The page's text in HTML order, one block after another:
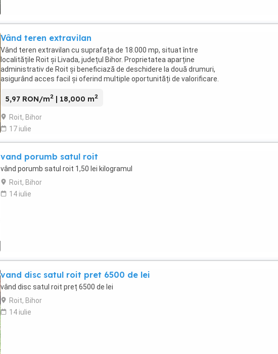
Vând teren extravilan
Vând teren extravilan cu suprafața de 18.000 mp, situat între
localitățile Roit și Livada, județul Bihor. Proprietatea aparține
administrativ de Roit și beneficiază de deschidere la două drumuri,
asigurând acces facil și oferind multiple oportunități de valorificare.
5,97 RON/m2 | 18,000 m2
Roit, Bihor
17 iulie
vand porumb satul roit
vând porumb satul roit 1,50 lei kilogramul
Roit, Bihor
14 iulie
vand disc satul roit pret 6500 de lei
vând disc satul roit preț 6500 de lei
Roit, Bihor
14 iulie